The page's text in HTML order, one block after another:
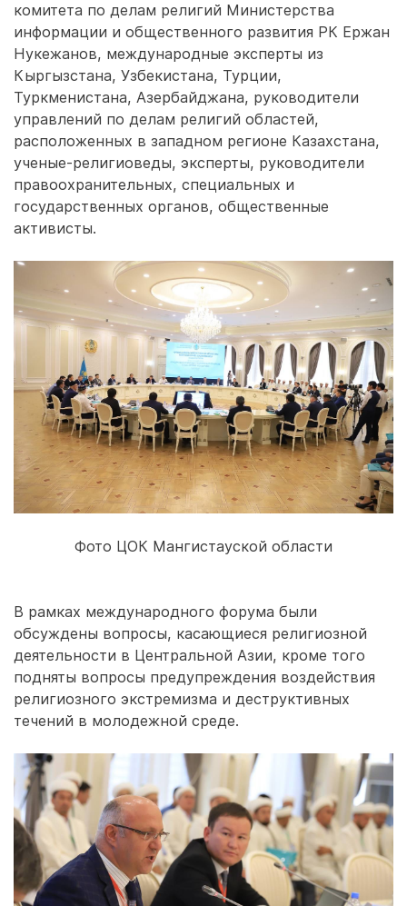
комитета по делам религий Министерства
информации и общественного развития РК Ержан
Нукежанов, международные эксперты из
Кыргызстана, Узбекистана, Турции,
Туркменистана, Азербайджана, руководители
управлений по делам религий областей,
расположенных в западном регионе Казахстана,
ученые-религиоведы, эксперты, руководители
правоохранительных, специальных и
государственных органов, общественные
активисты.
Фото ЦОК Мангистауской области
В рамках международного форума были
обсуждены вопросы, касающиеся религиозной
деятельности в Центральной Азии, кроме того
подняты вопросы предупреждения воздействия
религиозного экстремизма и деструктивных
течений в молодежной среде.